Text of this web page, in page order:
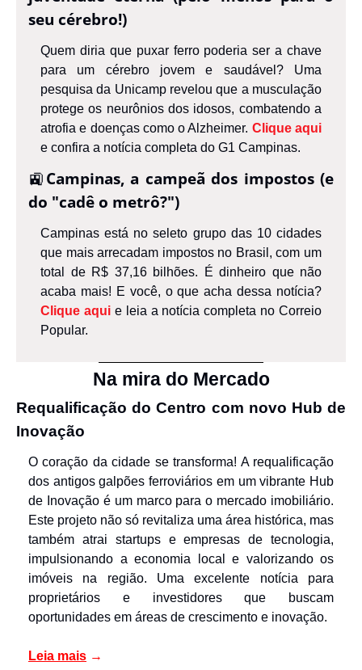
seu cérebro!)
Quem diria que puxar ferro poderia ser a chave
para um cérebro jovem e saudável? Uma
pesquisa da Unicamp revelou que a musculação
protege os neurônios dos idosos, combatendo a
atrofia e doenças como o Alzheimer. Clique aqui
e confira a notícia completa do G1 Campinas.
🚉Campinas, a campeã dos impostos (e
do "cadê o metrô?")
Campinas está no seleto grupo das 10 cidades
que mais arrecadam impostos no Brasil, com um
total de R$ 37,16 bilhões. É dinheiro que não
acaba mais!
Clique aqui e leia a notícia completa no Correio
Popular.
Na mira do Mercado
Requalificação do Centro com novo Hub de
Inovação
O coração da cidade se transforma! A requalificação
dos antigos galpões ferroviários em um vibrante Hub
de Inovação é um marco para o mercado imobiliário.
Este projeto não só revitaliza uma área histórica, mas
também atrai startups e empresas de tecnologia,
impulsionando a economia local e valorizando os
imóveis na região. Uma excelente notícia para
proprietários e investidores que buscam
oportunidades em áreas de crescimento e inovação.
Leia mais →